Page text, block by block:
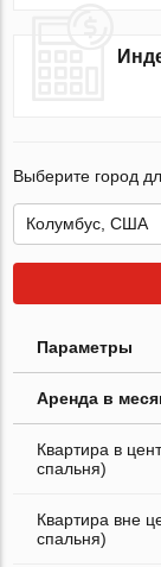
Выберите город
Параметры
Аренда в
Квартира в
спальня)
Квартира вне
спальня)